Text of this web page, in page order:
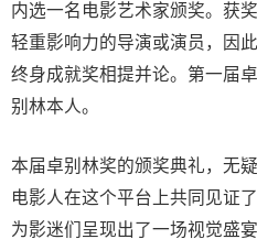
内选一名电影艺术家颁奖。获
轻重影响力的导演或演员，因
终身成就奖相提并论。第一届
别林本人。
本届卓别林奖的颁奖典礼，无
电影人在这个平台上共同见证
为影迷们呈现出了一场视觉盛